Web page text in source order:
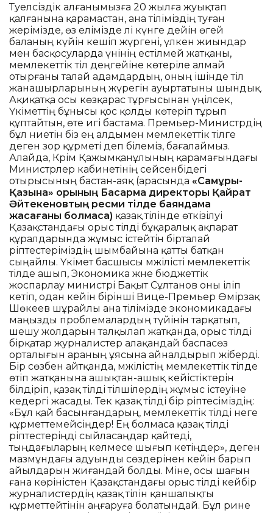
Тәуелсіздік алғанымызға 20 жылға жуықтап
қалғанына қарамастан, ана тіліміздің туған
жерімізде, өз елімізде әлі күнге дейін өгей
баланың күйін кешіп жүргені, үлкен жиындар
мен басқосуларда үнінің естілмей жатқаны,
мемлекеттік тіл деңгейіне көтеріле алмай
отырғаны талай адамдардың, оның ішінде тіл
жанашырларының жүрегін ауыртатыны шындық.
Ақиқатқа осы көзқарас тұрғысынан үңілсек,
Үкіметтің бұнысы қос қолды көтеріп тұрып
құптайтын, өте игі бастама. Премьер-Министрдің
бұл ниетін біз ең алдымен мемлекеттік тілге
деген зор құрметі деп білеміз, бағалаймыз.
Алайда, Кәрім Қажымқанұлының қарамағындағы
Министрлер кабинетінің сейсенбідегі
отырысының бастан-аяқ (арасында «Самұрық-
Қазына» қорының Басқарма директоры Қайрат
Әйтекеновтың ресми тілде баяндама
жасағаны болмаса) қазақ тілінде өткізілуі
Қазақстандағы орыс тілді бұқаралық ақпарат
құралдарында жұмыс істейтін бірталай
әріптестеріміздің шымбайына қатты батқан
сыңайлы. Үкімет басшысы мәжілісті мемлекеттік
тілде ашып, Экономика және бюджеттік
жоспарлау министрі Бақыт Сұлтанов оны іліп
әкетіп, одан кейін бірінші Вице-Премьер Өмірзақ
Шөкеев шұрайлы ана тілімізде экономикадағы
маңызды проблемалардың түйінін тарқатып,
шешу жолдарын талқылап жатқанда, орыс тілді
бірқатар журналистер алақандай баспасөз
орталығын араның ұясына айналдырып жіберді.
Бір сөзбен айтқанда, мәжілістің мемлекеттік тілде
өтіп жатқанына ашықтан-ашық кейістіктерін
білдіріп, қазақ тілді тілшілердің жұмыс істеуіне
кедергі жасады. Тек қазақ тілді бір әріптесіміздің:
«Бұл қай басынғандарың, мемлекеттік тілді неге
құрметтемейсіңдер! Ең болмаса қазақ тілді
әріптестеріңді сыйласаңдар қайтеді,
тыңдағыларың келмесе шығып кетіңдер», деген
мазмұндағы адуынды сөздерінен кейін барып
айылдарын жиғандай болды. Міне, осы шағын
ғана көріністен Қазақстандағы орыс тілді кейбір
журналистердің қазақ тілін қаншалықты
құрметтейтінін аңғаруға болатындай. Бұл әрине